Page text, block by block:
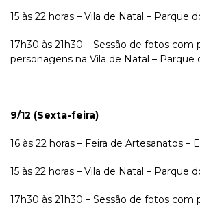
15 às 22 horas – Vila de Natal – Parque
17h30 às 21h30 – Sessão de fotos com
personagens na Vila de Natal – Parque
9/12 (Sexta-feira)
16 às 22 horas – Feira de Artesanatos –
15 às 22 horas – Vila de Natal – Parque
17h30 às 21h30 – Sessão de fotos com